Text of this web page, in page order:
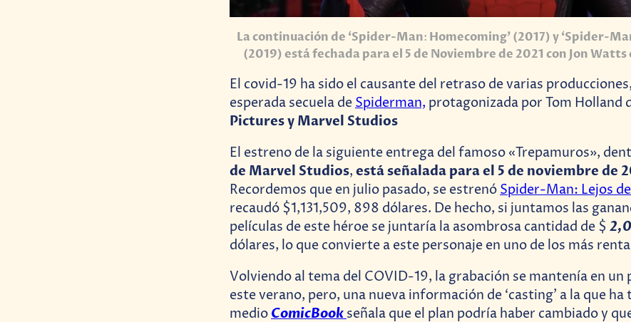
La continuación de ‘Spider-Man: Homecoming’ (2017) y ‘Spider-
(2019) está fechada para el 5 de Noviembre de 2021 con Jon
El covid-19 ha sido el causante del retraso de varias
esperada secuela deSpiderman, protagonizada por Tom Holland
Pictures y Marvel Studios
El estreno de la siguiente entrega del famoso «Trepamuros»,
de Marvel Studios, está señalada para el 5 de noviembre de
Recordemos que en julio pasado, se estrenóSpider-Man: Lejos
recaudó $1,131,509, 898 dólares. De hecho, si juntamos las
películas de este héroe se juntaría la asombrosa cantidad de $
dólares, lo que convierte a este personaje en uno de los más
Volviendo al tema del COVID-19, la grabación se mantenía en un
este verano, pero, una nueva información de ‘casting’ a la que ha
medio ComicBook señala que el plan podría haber cambiado y